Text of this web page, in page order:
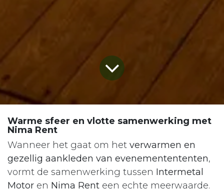
Warme sfeer en vlotte samenwerking met
Nima Rent
Wanneer het gaat om het verwarmen en
gezellig aankleden van evenementententen,
vormt de samenwerking tussen Intermetal
Motor en Nima Rent een echte meerwaarde.